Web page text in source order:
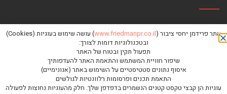
אתר פרידמן יחסי ציבור (www.friedmanpr.co.il
) עושה שימוש בעוגיות (Cookies)
ובטכנולוגיות דומות לצורך:
תפעול תקין ובטוח של האתר
שיפור חוויית המשתמש והתאמת האתר להעדפותיך
איסוף נתונים סטטיסטיים על השימוש באתר (אנונימיים)
התאמת תכנים ופרסומות רלוונטיות לגולשים
עוגיות הן קבצי טקסט קטנים הנשמרים בדפדפן שלך. חלק מהעוגיות נחוצות לפעולה